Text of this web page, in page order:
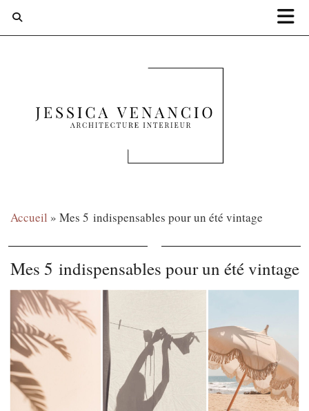
Accueil » Mes 5 indispensables pour un été vintage
Mes 5 indispensables pour un été vintage